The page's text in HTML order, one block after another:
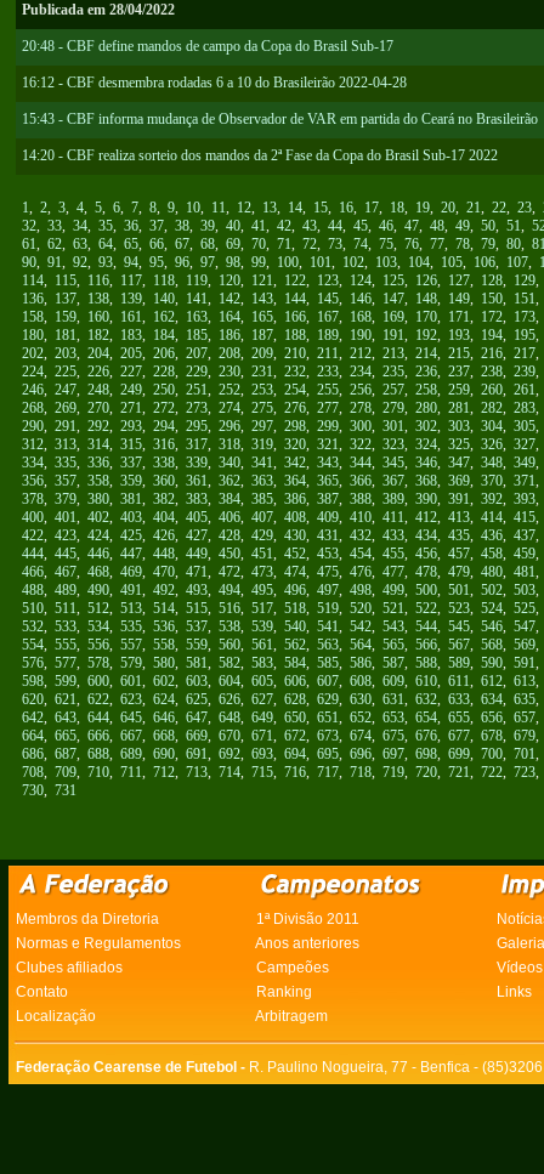
Publicada em 28/04/2022
20:48 - CBF define mandos de campo da Copa do Brasil Sub-17
16:12 - CBF desmembra rodadas 6 a 10 do Brasileirão 2022-04-28
15:43 - CBF informa mudança de Observador de VAR em partida do Ceará no Brasileirão
14:20 - CBF realiza sorteio dos mandos da 2ª Fase da Copa do Brasil Sub-17 2022
1, 2, 3, 4, 5, 6, 7, 8, 9, 10, 11, 12, 13, 14, 15, 16, 17, 18, 19, 20, 21, 22, 23,
32, 33, 34, 35, 36, 37, 38, 39, 40, 41, 42, 43, 44, 45, 46, 47, 48, 49, 50, 51,
61, 62, 63, 64, 65, 66, 67, 68, 69, 70, 71, 72, 73, 74, 75, 76, 77, 78, 79, 80,
90, 91, 92, 93, 94, 95, 96, 97, 98, 99, 100, 101, 102, 103, 104, 105, 106, 107,
114, 115, 116, 117, 118, 119, 120, 121, 122, 123, 124, 125, 126, 127, 128, 129
136, 137, 138, 139, 140, 141, 142, 143, 144, 145, 146, 147, 148, 149, 150, 151
158, 159, 160, 161, 162, 163, 164, 165, 166, 167, 168, 169, 170, 171, 172, 173
180, 181, 182, 183, 184, 185, 186, 187, 188, 189, 190, 191, 192, 193, 194, 195
202, 203, 204, 205, 206, 207, 208, 209, 210, 211, 212, 213, 214, 215, 216, 217
224, 225, 226, 227, 228, 229, 230, 231, 232, 233, 234, 235, 236, 237, 238, 239
246, 247, 248, 249, 250, 251, 252, 253, 254, 255, 256, 257, 258, 259, 260, 261
268, 269, 270, 271, 272, 273, 274, 275, 276, 277, 278, 279, 280, 281, 282, 283
290, 291, 292, 293, 294, 295, 296, 297, 298, 299, 300, 301, 302, 303, 304, 305
312, 313, 314, 315, 316, 317, 318, 319, 320, 321, 322, 323, 324, 325, 326, 327
334, 335, 336, 337, 338, 339, 340, 341, 342, 343, 344, 345, 346, 347, 348, 349
356, 357, 358, 359, 360, 361, 362, 363, 364, 365, 366, 367, 368, 369, 370, 371
378, 379, 380, 381, 382, 383, 384, 385, 386, 387, 388, 389, 390, 391, 392, 393
400, 401, 402, 403, 404, 405, 406, 407, 408, 409, 410, 411, 412, 413, 414, 415
422, 423, 424, 425, 426, 427, 428, 429, 430, 431, 432, 433, 434, 435, 436, 437
444, 445, 446, 447, 448, 449, 450, 451, 452, 453, 454, 455, 456, 457, 458, 459
466, 467, 468, 469, 470, 471, 472, 473, 474, 475, 476, 477, 478, 479, 480, 481
488, 489, 490, 491, 492, 493, 494, 495, 496, 497, 498, 499, 500, 501, 502, 503
510, 511, 512, 513, 514, 515, 516, 517, 518, 519, 520, 521, 522, 523, 524, 525
532, 533, 534, 535, 536, 537, 538, 539, 540, 541, 542, 543, 544, 545, 546, 547
554, 555, 556, 557, 558, 559, 560, 561, 562, 563, 564, 565, 566, 567, 568, 569
576, 577, 578, 579, 580, 581, 582, 583, 584, 585, 586, 587, 588, 589, 590, 591
598, 599, 600, 601, 602, 603, 604, 605, 606, 607, 608, 609, 610, 611, 612, 613
620, 621, 622, 623, 624, 625, 626, 627, 628, 629, 630, 631, 632, 633, 634, 635
642, 643, 644, 645, 646, 647, 648, 649, 650, 651, 652, 653, 654, 655, 656, 657
664, 665, 666, 667, 668, 669, 670, 671, 672, 673, 674, 675, 676, 677, 678, 679
686, 687, 688, 689, 690, 691, 692, 693, 694, 695, 696, 697, 698, 699, 700, 701
708, 709, 710, 711, 712, 713, 714, 715, 716, 717, 718, 719, 720, 721, 722, 723
730, 731
Membros da Diretoria 1ª Divisão 2011
Normas e Regulamentos
Anos anteriores
Clubes afiliados
Campeões
Vídeos
Contato
Ranking
Links
Localização
Arbitragem
Federação Cearense de Futebol - R. Paulino Nogueira, 77 - Benfica -